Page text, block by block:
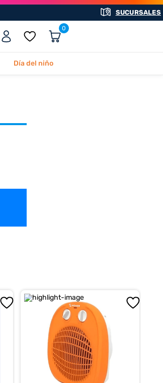
SUCURSALES
0
Día del niño